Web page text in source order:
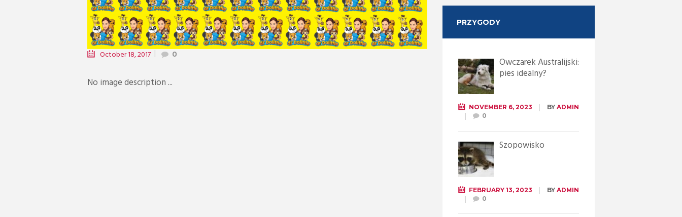
October 18, 2017 0
No image description ...
PRZYGODY
Owczarek Australijski:
pies idealny?
NOVEMBER 6, 2023 BY ADMIN
0
Szopowisko
FEBRUARY 13, 2023 BY ADMIN
0